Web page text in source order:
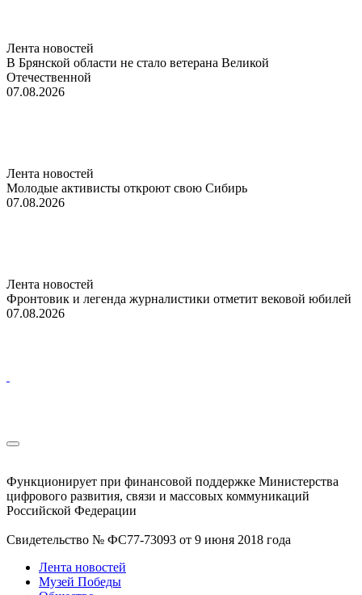
Лента новостей
В Брянской области не стало ветерана Великой
Отечественной
07.08.2026
Лента новостей
Молодые активисты откроют свою Сибирь
07.08.2026
Лента новостей
Фронтовик и легенда журналистики отметит вековой юбилей
07.08.2026
Функционирует при финансовой поддержке Министерства
цифрового развития, связи и массовых коммуникаций
Российской Федерации
Свидетельство № ФС77-73093 от 9 июня 2018 года
Лента новостей
Музей Победы